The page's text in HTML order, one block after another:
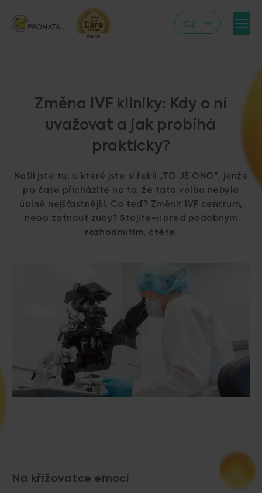
CZ
RS
HR
FR
VN
Změna IVF kliniky: Kdy o ní
uvažovat a jak probíhá
prakticky?
Našli jste tu, u které jste si řekli „TO JE ONO“, jenže
po čase přicházíte na to, že tato volba nebyla
úplně nejšťastnější. Co teď? Změnit IVF centrum,
nebo zatnout zuby? Stojíte-li před podobným
rozhodnutím, čtěte.
Na křižovatce emocí